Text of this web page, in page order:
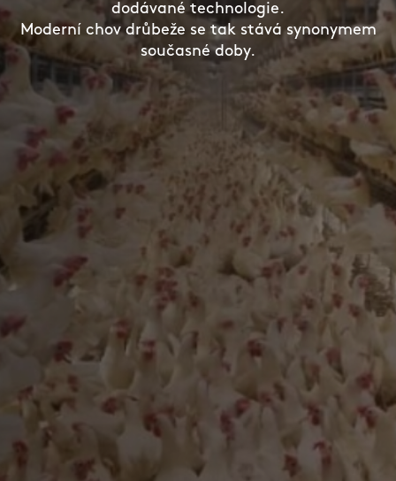
dodávané technologie.
Moderní chov drůbeže se tak stává synonymem
současné doby.